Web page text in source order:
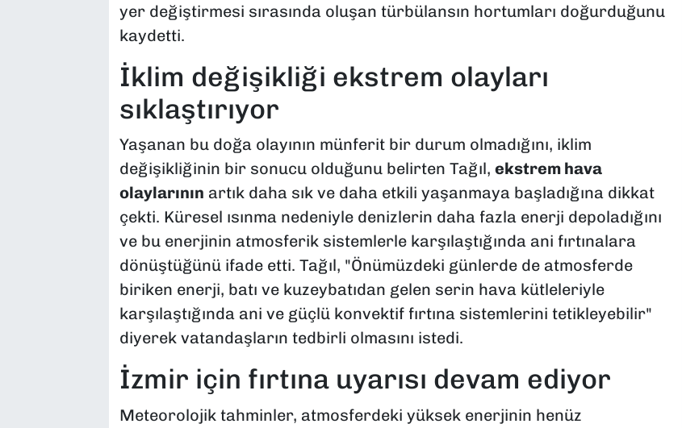
yer değiştirmesi sırasında oluşan türbülansın hortumları doğurduğunu
kaydetti.
İklim değişikliği ekstrem olayları
sıklaştırıyor
Yaşanan bu doğa olayının münferit bir durum olmadığını, iklim
değişikliğinin bir sonucu olduğunu belirten Tağıl, ekstrem hava
olaylarının artık daha sık ve daha etkili yaşanmaya başladığına dikkat
çekti. Küresel ısınma nedeniyle denizlerin daha fazla enerji depoladığını
ve bu enerjinin atmosferik sistemlerle karşılaştığında ani fırtınalara
dönüştüğünü ifade etti. Tağıl, "Önümüzdeki günlerde de atmosferde
biriken enerji, batı ve kuzeybatıdan gelen serin hava kütleleriyle
karşılaştığında ani ve güçlü konvektif fırtına sistemlerini tetikleyebilir"
diyerek vatandaşların tedbirli olmasını istedi.
İzmir için fırtına uyarısı devam ediyor
Meteorolojik tahminler, atmosferdeki yüksek enerjinin henüz